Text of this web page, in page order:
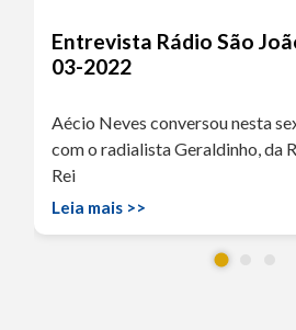
Entrevista Rádio São
03-2022
Aécio Neves conversou nesta
com o radialista Geraldinho, da
Rei
Leia mais >>